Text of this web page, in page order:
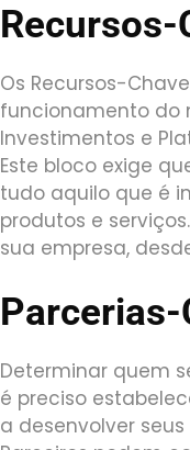
Recursos-
Os Recursos-
funcionamento do
Investimentos e
Este bloco exige
tudo aquilo que é
produtos e
sua empresa,
Parcerias-
Determinar quem
é preciso
a desenvolver